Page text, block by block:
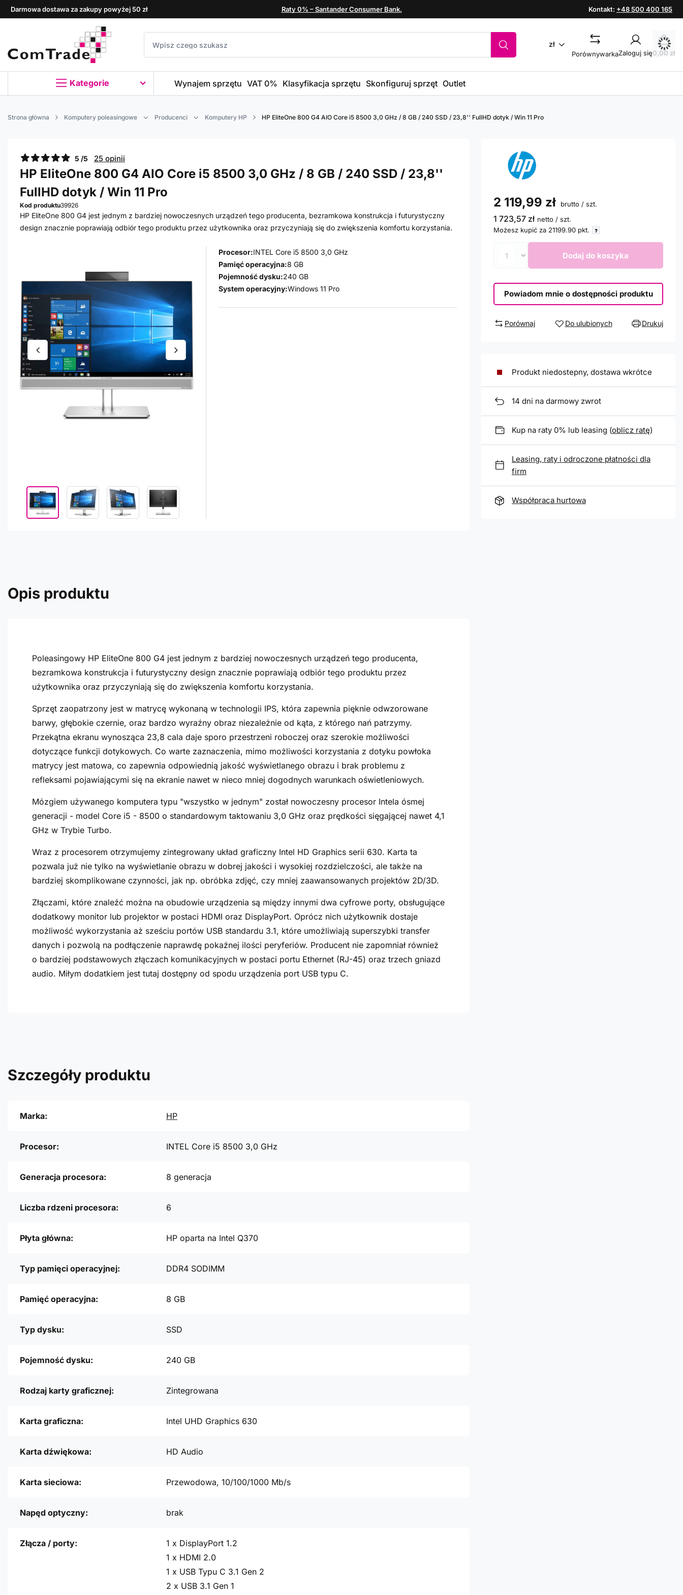
Darmowa dostawa za zakupy powyżej 50 zł Raty 0% – Santander Consumer Bank. Kontakt: +48 500 400 165
zł
PorównywarkaZaloguj się0,00 zł
Kategorie Wynajem sprzętu VAT 0% Klasyfikacja sprzętu Skonfiguruj sprzęt Outlet
Strona główna Komputery poleasingowe Producenci Komputery HP HP EliteOne 800 G4 AIO Core i5 8500 3,0 GHz / 8 GB / 240 SSD / 23,8'' FullHD dotyk / Win 11 Pro
5 /5 25 opinii
HP EliteOne 800 G4 AIO Core i5 8500 3,0 GHz / 8 GB / 240 SSD / 23,8''
FullHD dotyk / Win 11 Pro
Kod produktu39926
HP EliteOne 800 G4 jest jednym z bardziej nowoczesnych urządzeń tego producenta, bezramkowa konstrukcja i futurystyczny
design znacznie poprawiają odbiór tego produktu przez użytkownika oraz przyczyniają się do zwiększenia komfortu korzystania.
Procesor:INTEL Core i5 8500 3,0 GHz
Pamięć operacyjna:8 GB
Pojemność dysku:240 GB
System operacyjny:Windows 11 Pro
2 119,99 zł brutto / szt.
1 723,57 zł netto / szt.
Możesz kupić za 21199.90 pkt.
Dodaj do koszyka
Powiadom mnie o dostępności produktu
Porównaj Do ulubionych Drukuj
Produkt niedostepny, dostawa wkrótce
14 dni na darmowy zwrot
Kup na raty 0% lub leasing (oblicz ratę)
Leasing, raty i odroczone płatności dla
firm
Współpraca hurtowa
Opis produktu
Poleasingowy HP EliteOne 800 G4 jest jednym z bardziej nowoczesnych urządzeń tego producenta,
bezramkowa konstrukcja i futurystyczny design znacznie poprawiają odbiór tego produktu przez
użytkownika oraz przyczyniają się do zwiększenia komfortu korzystania.
Sprzęt zaopatrzony jest w matrycę wykonaną w technologii IPS, która zapewnia pięknie odwzorowane
barwy, głębokie czernie, oraz bardzo wyraźny obraz niezależnie od kąta, z którego nań patrzymy.
Przekątna ekranu wynosząca 23,8 cala daje sporo przestrzeni roboczej oraz szerokie możliwości
dotyczące funkcji dotykowych. Co warte zaznaczenia, mimo możliwości korzystania z dotyku powłoka
matrycy jest matowa, co zapewnia odpowiednią jakość wyświetlanego obrazu i brak problemu z
refleksami pojawiającymi się na ekranie nawet w nieco mniej dogodnych warunkach oświetleniowych.
Mózgiem używanego komputera typu "wszystko w jednym" został nowoczesny procesor Intela ósmej
generacji - model Core i5 - 8500 o standardowym taktowaniu 3,0 GHz oraz prędkości sięgającej nawet 4,1
GHz w Trybie Turbo.
Wraz z procesorem otrzymujemy zintegrowany układ graficzny Intel HD Graphics serii 630. Karta ta
pozwala już nie tylko na wyświetlanie obrazu w dobrej jakości i wysokiej rozdzielczości, ale także na
bardziej skomplikowane czynności, jak np. obróbka zdjęć, czy mniej zaawansowanych projektów 2D/3D.
Złączami, które znaleźć można na obudowie urządzenia są między innymi dwa cyfrowe porty, obsługujące
dodatkowy monitor lub projektor w postaci HDMI oraz DisplayPort. Oprócz nich użytkownik dostaje
możliwość wykorzystania aż sześciu portów USB standardu 3.1, które umożliwiają superszybki transfer
danych i pozwolą na podłączenie naprawdę pokaźnej ilości peryferiów. Producent nie zapomniał również
o bardziej podstawowych złączach komunikacyjnych w postaci portu Ethernet (RJ-45) oraz trzech gniazd
audio. Miłym dodatkiem jest tutaj dostępny od spodu urządzenia port USB typu C.
Szczegóły produktu
Marka: HP
Procesor: INTEL Core i5 8500 3,0 GHz
Generacja procesora: 8 generacja
Liczba rdzeni procesora: 6
Płyta główna: HP oparta na Intel Q370
Typ pamięci operacyjnej: DDR4 SODIMM
Pamięć operacyjna: 8 GB
Typ dysku: SSD
Pojemność dysku: 240 GB
Rodzaj karty graficznej: Zintegrowana
Karta graficzna: Intel UHD Graphics 630
Karta dźwiękowa: HD Audio
Karta sieciowa: Przewodowa, 10/100/1000 Mb/s
Napęd optyczny: brak
Złącza / porty:
1 x DisplayPort 1.2
1 x HDMI 2.0
1 x USB Typu C 3.1 Gen 2
2 x USB 3.1 Gen 1